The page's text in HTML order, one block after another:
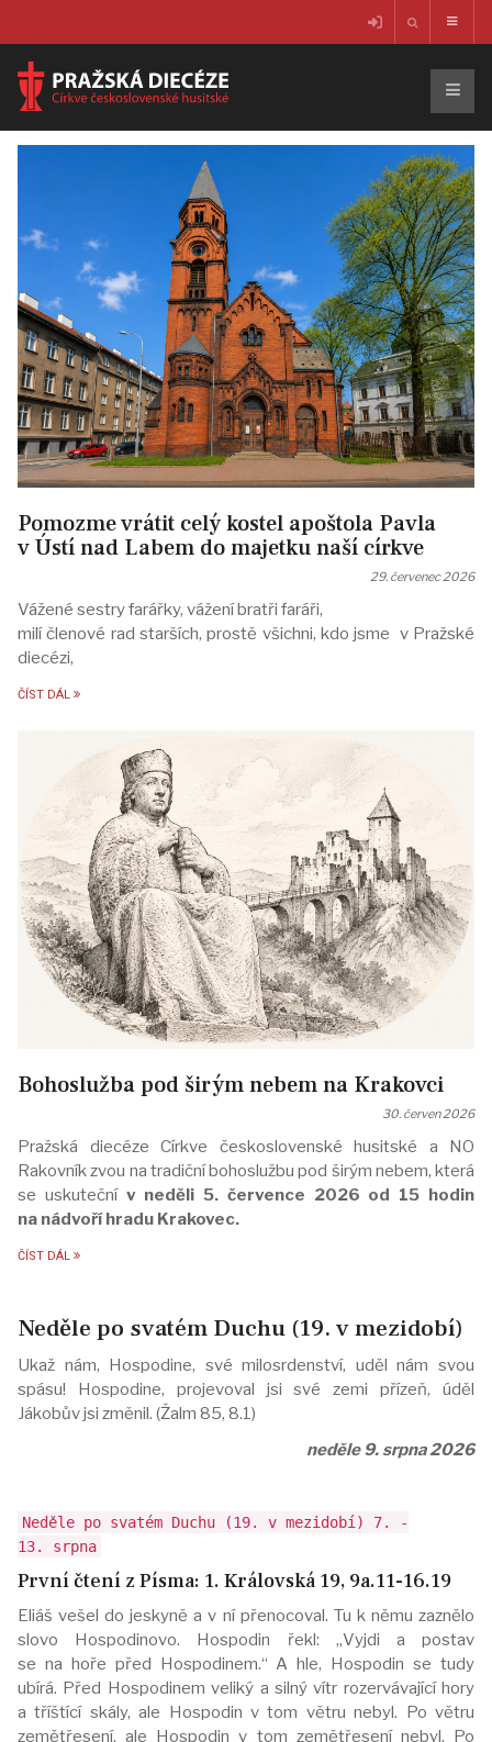
Pomozme vrátit celý kostel apoštola Pavla
v Ústí nad Labem do majetku naší církve
29. červenec 2026
Vážené sestry farářky, vážení bratři faráři,
milí členové rad starších, prostě všichni, kdo jsme v Pražské
diecézi,
ČÍST DÁL
Bohoslužba pod širým nebem na Krakovci
30. červen 2026
Pražská diecéze Církve československé husitské a NO
Rakovník zvou na tradiční bohoslužbu pod širým nebem, která
se uskuteční v neděli 5. července 2026 od 15 hodin
na nádvoří hradu Krakovec.
ČÍST DÁL
Neděle po svatém Duchu (19. v mezidobí)
Ukaž nám, Hospodine, své milosrdenství, uděl nám svou
spásu! Hospodine, projevoval jsi své zemi přízeň, úděl
Jákobův jsi změnil. (Žalm 85, 8.1)
neděle 9. srpna 2026
Neděle po svatém Duchu (19. v mezidobí) 7. -
13. srpna
První čtení z Písma: 1. Královská 19, 9a.11-16.19
Eliáš vešel do jeskyně a v ní přenocoval. Tu k němu zaznělo
slovo Hospodinovo. Hospodin řekl: „Vyjdi a postav
se na hoře před Hospodinem.“ A hle, Hospodin se tudy
ubírá. Před Hospodinem veliký a silný vítr rozervávající hory
a tříštící skály, ale Hospodin v tom větru nebyl. Po větru
zemětřesení, ale Hospodin v tom zemětřesení nebyl. Po